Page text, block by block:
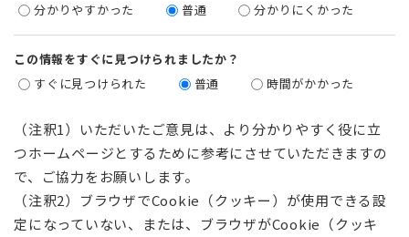
分かりやすかった
普通 分かりにくかった
この情報をすぐに見つけられましたか？
すぐに見つけられた
普通 時間がかかった
（注釈1）いただいたご意見は、より分かりやすく役に立
つホームページとするために参考にさせていただきますの
で、ご協力をお願いします。
（注釈2）ブラウザでCookie（クッキー）が使用できる設
定になっていない、または、ブラウザがCookie（クッキ